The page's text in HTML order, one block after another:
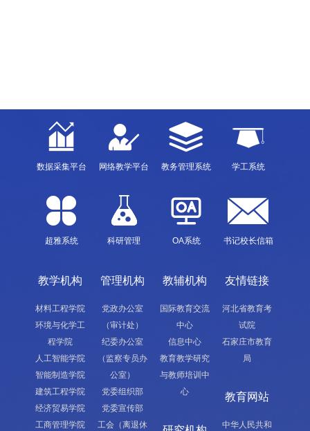
数据采集平台 网络教学平台 教务管理系统 学工系统
超雅系统 科研管理 OA系统 书记校长信箱
教学机构
材料工程学院
环境与化学工
程学院
人工智能学院
智能制造学院
建筑工程学院
经济贸易学院
工商管理学院
管理机构
党政办公室
（审计处）
纪委办公室
（监察专员办
公室）
党委组织部
党委宣传部
工会（离退休
教辅机构
国际教育交流
中心
信息中心
教育教学研究
与教师培训中
心
友情链接
河北省教育考
试院
石家庄市教育
局
教育网站
中华人民共和